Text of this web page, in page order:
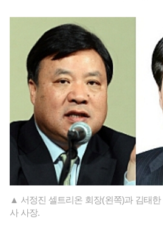
▲ 서정진 셀트리온 회장(왼쪽)과 김태
사 사장.